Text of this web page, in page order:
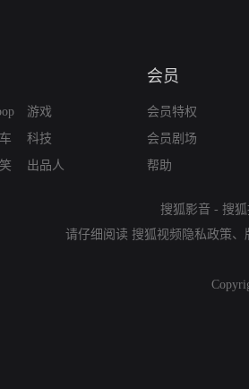
游戏
科技
出品人
会员
会员特权
会员剧场
帮助
搜狐影音 - 搜
请仔细阅读 搜狐视频隐私政策、